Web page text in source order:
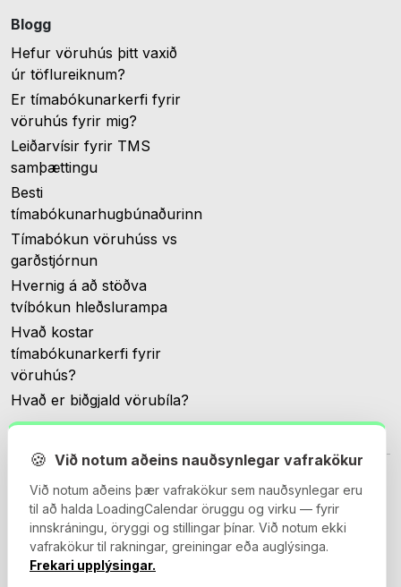
Blogg
Hefur vöruhús þitt vaxið
úr töflureiknum?
Er tímabókunarkerfi fyrir
vöruhús fyrir mig?
Leiðarvísir fyrir TMS
samþættingu
Besti
tímabókunarhugbúnaðurinn
Tímabókun vöruhúss vs
garðstjórnun
Hvernig á að stöðva
tvíbókun hleðslurampa
Hvað kostar
tímabókunarkerfi fyrir
vöruhús?
Hvað er biðgjald vörubíla?
© 2026 Loadingcalendar.com. Allur réttur áskilinn.
🍪 Við notum aðeins nauðsynlegar vafrakökur
Við notum aðeins þær vafrakökur sem nauðsynlegar eru
til að halda LoadingCalendar öruggu og virku — fyrir
innskráningu, öryggi og stillingar þínar. Við notum ekki
vafrakökur til rakningar, greiningar eða auglýsinga.
Frekari upplýsingar.